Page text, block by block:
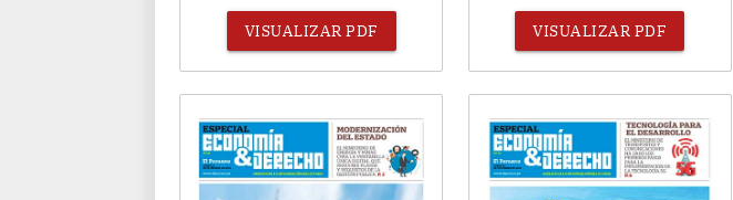
VISUALIZAR PDF VISUALIZAR PDF